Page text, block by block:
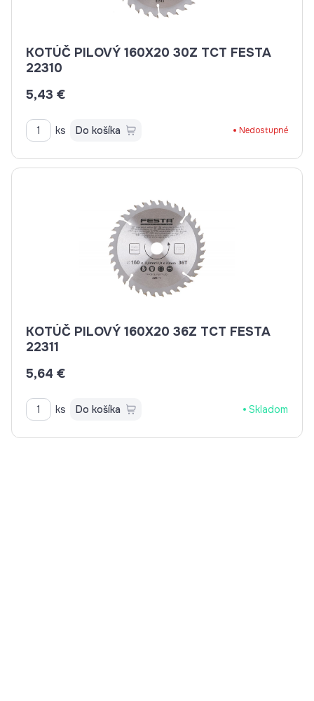
KOTÚČ PILOVÝ 160X20 30Z TCT FESTA
22310
5,43 €
ks Do košíka Nedostupné
KOTÚČ PILOVÝ 160X20 36Z TCT FESTA
22311
5,64 €
ks Do košíka Skladom